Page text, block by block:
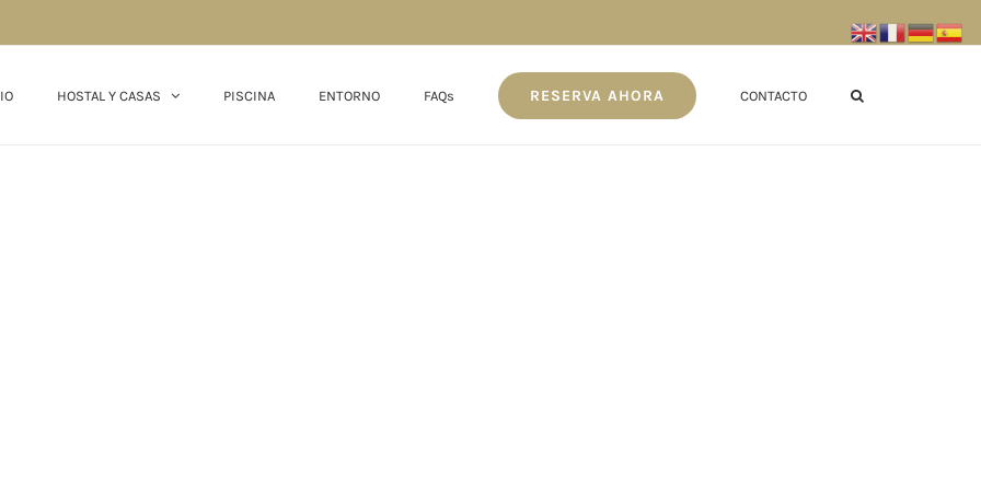
HOSTAL Y CASAS PISCINA ENTORNO FAQs RESERVA AHORA CONTACTO